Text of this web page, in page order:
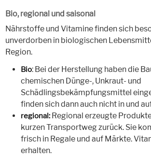
Bio, regional und saisonal
Nährstoffe und Vitamine finden sich
unverdorben in biologischen
Region.
Bio: Bei der Herstellung haben die
chemischen Dünge-, Unkraut- und
Schädlingsbekämpfungsmittel
finden sich dann auch nicht in und
regional: Regional erzeugte
kurzen Transportweg zurück. Sie
frisch in Regale und auf Märkte.
erhalten.